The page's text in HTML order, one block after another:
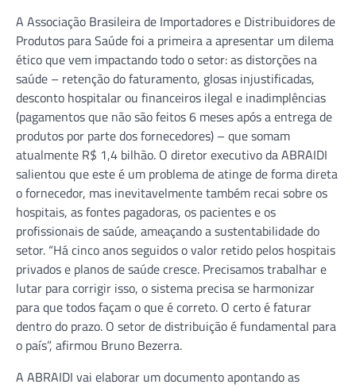
A Associação Brasileira de Importadores e Distribuidores de
Produtos para Saúde foi a primeira a apresentar um dilema
ético que vem impactando todo o setor: as distorções na
saúde – retenção do faturamento, glosas injustificadas,
desconto hospitalar ou financeiros ilegal e inadimplências
(pagamentos que não são feitos 6 meses após a entrega de
produtos por parte dos fornecedores) – que somam
atualmente R$ 1,4 bilhão. O diretor executivo da ABRAIDI
salientou que este é um problema de atinge de forma direta
o fornecedor, mas inevitavelmente também recai sobre os
hospitais, as fontes pagadoras, os pacientes e os
profissionais de saúde, ameaçando a sustentabilidade do
setor. “Há cinco anos seguidos o valor retido pelos hospitais
privados e planos de saúde cresce. Precisamos trabalhar e
lutar para corrigir isso, o sistema precisa se harmonizar
para que todos façam o que é correto. O certo é faturar
dentro do prazo. O setor de distribuição é fundamental para
o país”, afirmou Bruno Bezerra.
A ABRAIDI vai elaborar um documento apontando as